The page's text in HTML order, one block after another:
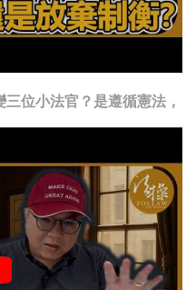
位小法官？是遵循憲法，